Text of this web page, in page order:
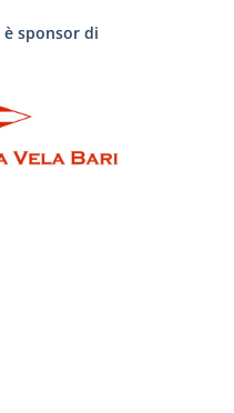
sponsor di